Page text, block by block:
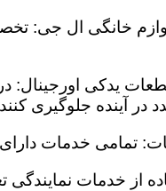
لوازم خانگی ال جی:
یدکی اورجینال:
در آینده جلوگیری
تمامی خدمات دارای
از خدمات